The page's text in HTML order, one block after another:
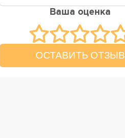
Ваша оценка
ОСТАВИТЬ ОТЗЫВ